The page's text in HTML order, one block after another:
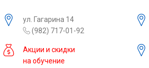
ул. Гагарина 14
(982) 717-01-92
Акции и скидки
на обучение